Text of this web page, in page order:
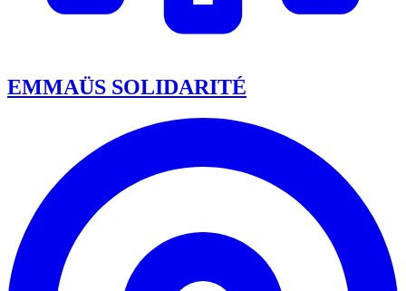
EMMAÜS SOLIDARITÉ